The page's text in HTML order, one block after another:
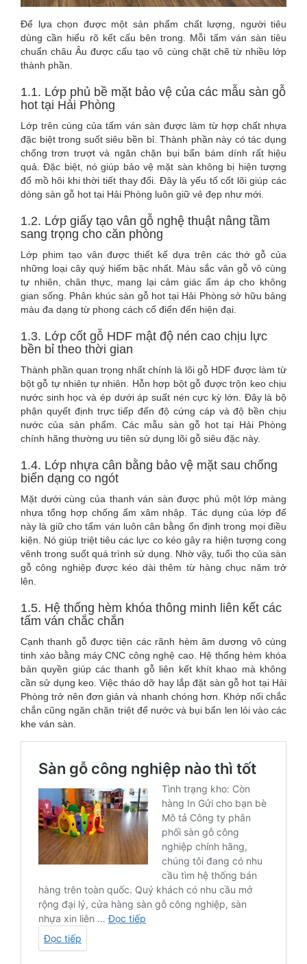
Để lựa chọn được một sản phẩm chất lượng, người tiêu
dùng cần hiểu rõ kết cấu bên trong. Mỗi tấm ván sàn tiêu
chuẩn châu Âu được cấu tạo vô cùng chặt chẽ từ nhiều lớp
thành phần.
1.1. Lớp phủ bề mặt bảo vệ của các mẫu sàn gỗ
hot tại Hải Phòng
Lớp trên cùng của tấm ván sàn được làm từ hợp chất nhựa
đặc biệt trong suốt siêu bền bỉ. Thành phần này có tác dụng
chống trơn trượt và ngăn chặn bụi bẩn bám dính rất hiệu
quả. Đặc biệt, nó giúp bảo vệ mặt sàn không bị hiện tượng
đổ mồ hôi khi thời tiết thay đổi. Đây là yếu tố cốt lõi giúp các
dòng sàn gỗ hot tại Hải Phòng luôn giữ vẻ đẹp như mới.
1.2. Lớp giấy tạo vân gỗ nghệ thuật nâng tầm
sang trọng cho căn phòng
Lớp phim tạo vân được thiết kế dựa trên các thớ gỗ của
những loại cây quý hiếm bậc nhất. Màu sắc vân gỗ vô cùng
tự nhiên, chân thực, mang lại cảm giác ấm áp cho không
gian sống. Phân khúc sàn gỗ hot tại Hải Phòng sở hữu bảng
màu đa dạng từ phong cách cổ điển đến hiện đại.
1.3. Lớp cốt gỗ HDF mật độ nén cao chịu lực
bền bỉ theo thời gian
Thành phần quan trọng nhất chính là lõi gỗ HDF được làm từ
bột gỗ tự nhiên tự nhiên. Hỗn hợp bột gỗ được trộn keo chịu
nước sinh học và ép dưới áp suất nén cực kỳ lớn. Đây là bộ
phận quyết định trực tiếp đến độ cứng cáp và độ bền chịu
nước của sản phẩm. Các mẫu sàn gỗ hot tại Hải Phòng
chính hãng thường ưu tiên sử dụng lõi gỗ siêu đặc này.
1.4. Lớp nhựa cân bằng bảo vệ mặt sau chống
biến dạng co ngót
Mặt dưới cùng của thanh ván sàn được phủ một lớp màng
nhựa tổng hợp chống ẩm xâm nhập. Tác dụng của lớp đế
này là giữ cho tấm ván luôn cân bằng ổn định trong mọi điều
kiện. Nó giúp triệt tiêu các lực co kéo gây ra hiện tượng cong
vênh trong suốt quá trình sử dụng. Nhờ vậy, tuổi thọ của sàn
gỗ công nghiệp được kéo dài thêm từ hàng chục năm trở
lên.
1.5. Hệ thống hèm khóa thông minh liên kết các
tấm ván chắc chắn
Cạnh thanh gỗ được tiện các rãnh hèm âm dương vô cùng
tinh xảo bằng máy CNC công nghệ cao. Hệ thống hèm khóa
bản quyền giúp các thanh gỗ liên kết khít khao mà không
cần sử dụng keo. Việc tháo dỡ hay lắp đặt sàn gỗ hot tại Hải
Phòng trở nên đơn giản và nhanh chóng hơn. Khớp nối chắc
chắn cũng ngăn chặn triệt để nước và bụi bẩn len lỏi vào các
khe ván sàn.